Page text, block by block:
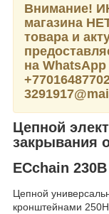
Внимание!
магазина
товара и
на WhatsApp
Цепной
закрывания
ECchain
Цепной
кронштейнами